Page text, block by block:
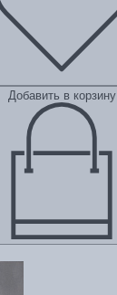
Добавить в корзину